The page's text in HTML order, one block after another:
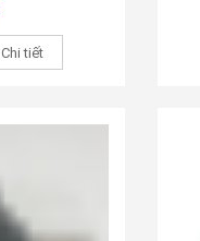
Chi tiết